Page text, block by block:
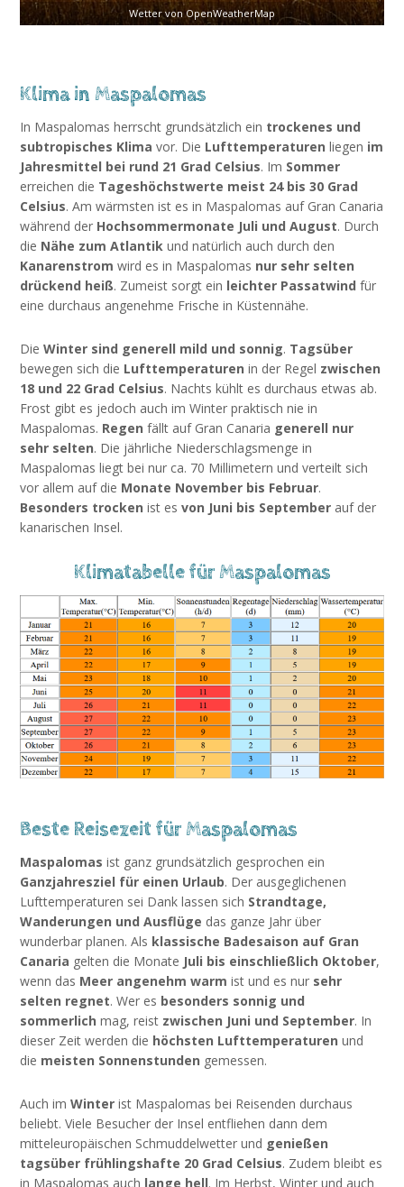
Wetter von OpenWeatherMap
Klima in Maspalomas
In Maspalomas herrscht grundsätzlich ein trockenes und
subtropisches Klima vor. Die Lufttemperaturen liegen im
Jahresmittel bei rund 21 Grad Celsius. Im Sommer
erreichen die Tageshöchstwerte meist 24 bis 30 Grad
Celsius. Am wärmsten ist es in Maspalomas auf Gran Canaria
während der Hochsommermonate Juli und August. Durch
die Nähe zum Atlantik und natürlich auch durch den
Kanarenstrom wird es in Maspalomas nur sehr selten
drückend heiß. Zumeist sorgt ein leichter Passatwind für
eine durchaus angenehme Frische in Küstennähe.
DieWinter sind generell mild und sonnig. Tagsüber
bewegen sich die Lufttemperaturen in der Regel zwischen
18 und 22 Grad Celsius. Nachts kühlt es durchaus etwas ab.
Frost gibt es jedoch auch im Winter praktisch nie in
Maspalomas. Regen fällt auf Gran Canaria generell nur
sehr selten. Die jährliche Niederschlagsmenge in
Maspalomas liegt bei nur ca. 70 Millimetern und verteilt sich
vor allem auf die Monate November bis Februar.
Besonders trocken ist esvon Juni bis September auf der
kanarischen Insel.
Klimatabelle für Maspalomas
Beste Reisezeit für Maspalomas
Maspalomas ist ganz grundsätzlich gesprochen ein
Ganzjahresziel für einen Urlaub. Der ausgeglichenen
Lufttemperaturen sei Dank lassen sich Strandtage,
Wanderungen und Ausflüge das ganze Jahr über
wunderbar planen. Als klassische Badesaison auf Gran
Canaria gelten die Monate Juli bis einschließlich Oktober,
wenn das Meer angenehm warm ist und es nur sehr
selten regnet. Wer es besonders sonnig und
sommerlich mag, reist zwischen Juni und September. In
dieser Zeit werden die höchsten Lufttemperaturen und
die meisten Sonnenstunden gemessen.
Auch imWinter ist Maspalomas bei Reisenden durchaus
beliebt. Viele Besucher der Insel entfliehen dann dem
mitteleuropäischen Schmuddelwetter und genießen
tagsüber frühlingshafte 20 Grad Celsius. Zudem bleibt es
in Maspalomas auch lange hell. Im Herbst, Winter und auch